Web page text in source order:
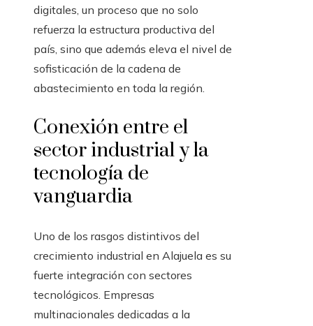
digitales, un proceso que no solo
refuerza la estructura productiva del
país, sino que además eleva el nivel de
sofisticación de la cadena de
abastecimiento en toda la región.
Conexión entre el
sector industrial y la
tecnología de
vanguardia
Uno de los rasgos distintivos del
crecimiento industrial en Alajuela es su
fuerte integración con sectores
tecnológicos. Empresas
multinacionales dedicadas a la